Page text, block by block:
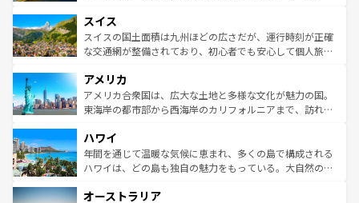
れる地方に足を運ぶとそれぞれで全く異なる文化を体験で
きるだろう。 なお、新着のフランス情報はコンテンツ一覧
を参照してほしい。
は、お酒好きな人にはぜひ体験してほしい。 なお、新着の
ドイツ情報はコンテンツ一覧を参照してほしい。
リアごとに異なる魅力がある。また、優雅なアフタヌーン
ティー、ビール好きにはたまらない英国パブ、サッカー観
戦など、本場だからこそできる体験も豊富。イギリスを旅
ンツ一覧を参照してほしい。
スイス
スイスの国土面積は九州ほどの広さだが、運行時刻が正確
な交通網が整備されており、初心者でも安心して個人旅行
の建物がそのまま残る町や、スイスならではのユニークな
博物館もあり、アルプス観光だけでなく町歩きも満喫する
ことができる。国民の所得が高いため物価も高いが、旅行
ば市内交通費無料で観光を楽しむこともできる。 なお、新
着のスイス情報はコンテンツ一覧 を参照してほしい。
アメリカ
アメリカ合衆国は、広大な土地と多様な文化が魅力の国。
東海岸の都市部から西海岸のカリフォルニアまで、訪れる
のような巨大都市は、観光、ショッピング、エンターテイ
ンメントが詰まった刺激的なスポットだ。一方、アメリカ
西部には大自然が広がり、グランドキャニオンやイエロー
部のニューオーリンズでは、音楽と美食が融合した独特の
ハワイ
年間を通じて温暖な気候に恵まれ、多くの島で構成される
ハワイは、どの島も独自の魅力をもっている。大自然の神
ワイ島は見逃せない。また、定番の観光地といえばオアフ
オーストラリア